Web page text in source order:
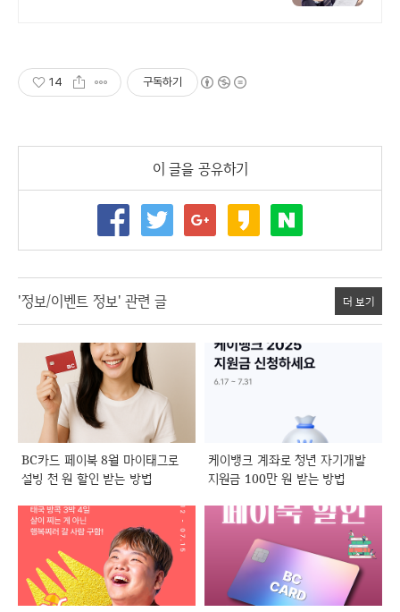
14 구독하기
이 글을 공유하기
'정보/이벤트 정보' 관련 글 더 보기
BC카드 페이북 8월 마이태그로
설빙 천 원 할인 받는 방법
케이뱅크 계좌로 청년 자기개발
지원금 100만 원 받는 방법